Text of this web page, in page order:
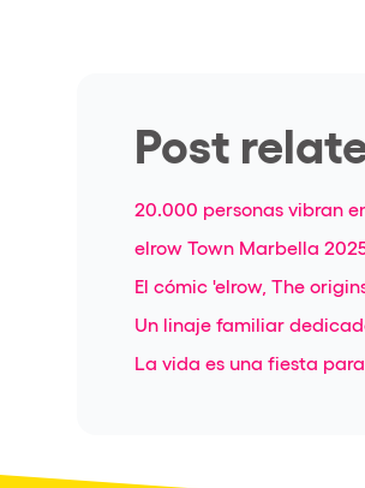
Post
20.000 personas vibran
elrow Town Marbella
El cómic 'elrow, The
Un linaje familiar
La vida es una fiesta